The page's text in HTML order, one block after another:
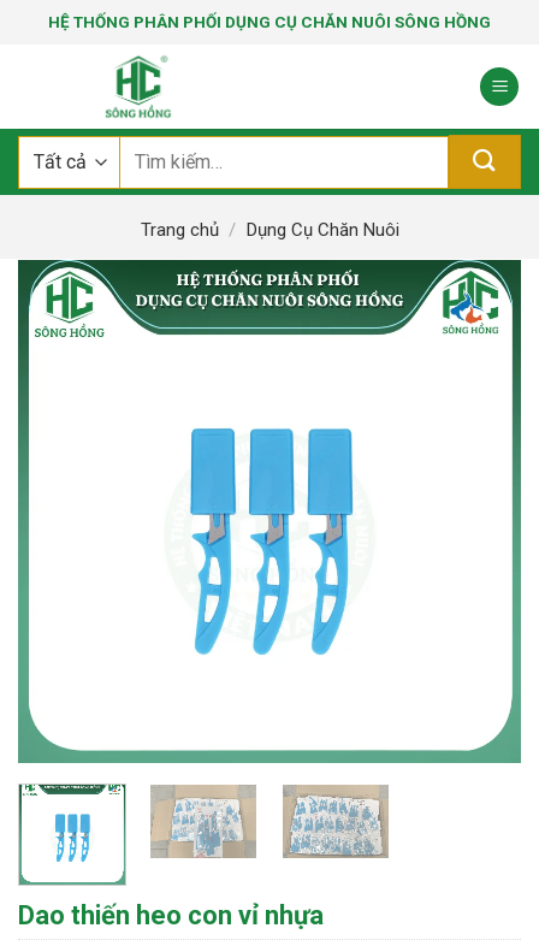
HỆ THỐNG PHÂN PHỐI DỤNG CỤ CHĂN NUÔI SÔNG HỒNG
Trang chủ / Dụng Cụ Chăn Nuôi
Dao thiến heo con vỉ nhựa